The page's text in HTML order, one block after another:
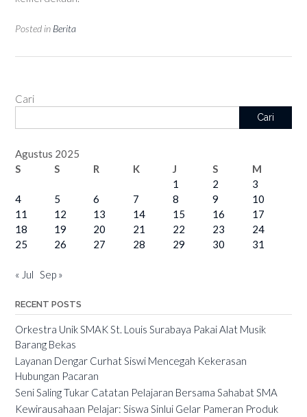
Posted in Berita
Cari
Cari
Agustus 2025
S
S R K J S
M
1
2
3
4
5 6 7 8 9
10
11
12 13 14 15 16
17
18
19 20 21 22 23
24
25
26 27 28 29 30 31
« Jul Sep »
RECENT POSTS
Orkestra Unik SMAK St. Louis Surabaya Pakai Alat Musik
Barang Bekas
Layanan Dengar Curhat Siswi Mencegah Kekerasan
Hubungan Pacaran
Seni Saling Tukar Catatan Pelajaran Bersama Sahabat SMA
Kewirausahaan Pelajar: Siswa Sinlui Gelar Pameran Produk